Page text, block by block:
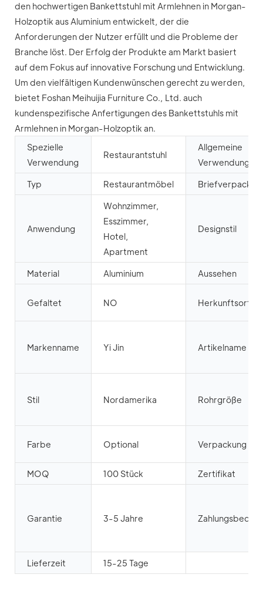
den hochwertigen Bankettstuhl mit Armlehnen in Morgan-
Holzoptik aus Aluminium entwickelt, der die
Anforderungen der Nutzer erfüllt und die Probleme der
Branche löst. Der Erfolg der Produkte am Markt basiert
auf dem Fokus auf innovative Forschung und Entwicklung.
Um den vielfältigen Kundenwünschen gerecht zu werden,
bietet Foshan Meihuijia Furniture Co., Ltd. auch
kundenspezifische Anfertigungen des Bankettstuhls mit
Armlehnen in Morgan-Holzoptik an.
Spezielle
Verwendung
Restaurantstuhl
Allgemeine
Verwendung
Typ Restaurantmöbel
Anwendung
Wohnzimmer,
Esszimmer,
Hotel,
Apartment
Designstil
Material Aluminium Aussehen
Gefaltet NO Herkunftsort
Markenname Yi Jin Artikelname
Stil Nordamerika Rohrgröße
Farbe Optional Verpackung
MOQ 100 Stück Zertifikat
Garantie 3-5 Jahre
Lieferzeit 15-25 Tage